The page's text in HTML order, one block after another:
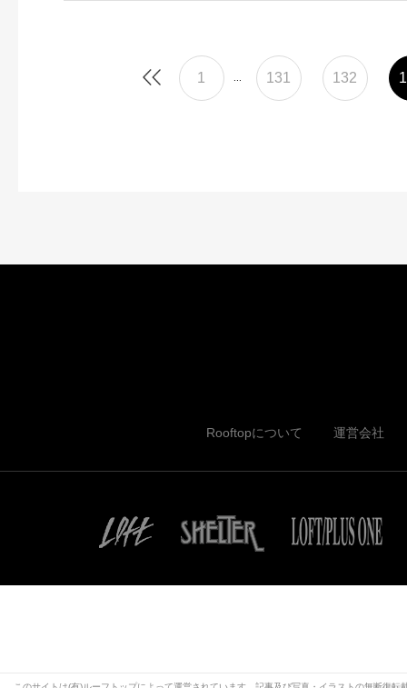
1 131 132
Rooftopについて 運営会社